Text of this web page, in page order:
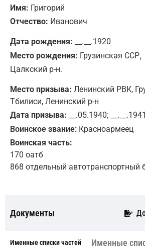
Имя: Григорий
Отчество: Иванович
Дата рождения: __.__.1920
Место рождения: Грузинская ССР,
Цалкский р-н.
Место призыва: Ленинский РВК,
Тбилиси, Ленинский р-н
Дата призыва: __.05.1940; __.__.1941
Воинское звание: Красноармеец
Воинская часть:
170 оатб
868 отдельный автотранспортный
Документы
Именные списки частей Именные